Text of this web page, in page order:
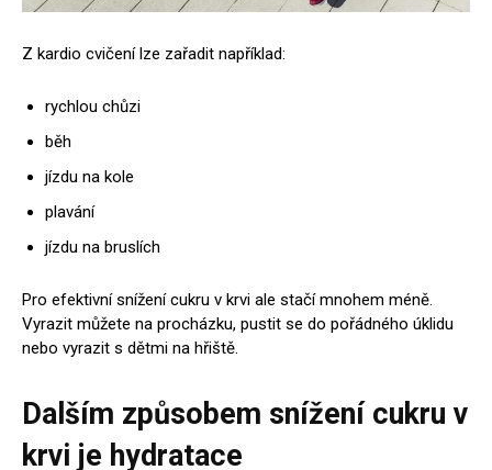
Z kardio cvičení lze zařadit například:
rychlou chůzi
běh
jízdu na kole
plavání
jízdu na bruslích
Pro efektivní snížení cukru v krvi ale stačí mnohem méně.
Vyrazit můžete na procházku, pustit se do pořádného úklidu
nebo vyrazit s dětmi na hřiště.
Dalším způsobem snížení cukru v
krvi je hydratace